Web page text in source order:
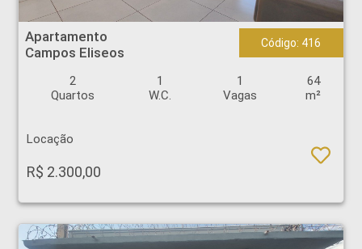
Apartamento - Campos Eliseos - Ribeirão Preto
Apartamento
Campos Eliseos
Código: 416
2
Quartos
1
W.C.
1
Vagas
64
m²
Locação
R$ 2.300,00